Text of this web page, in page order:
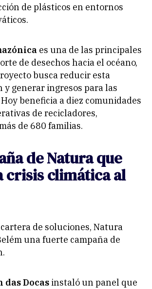
de plásticos en entornos
es una de las principales
de desechos hacia el océano,
busca reducir esta
y generar ingresos para las
beneficia a diez comunidades
de recicladores,
de 680 familias.
de Natura que
crisis climática al
de soluciones, Natura
una fuerte campaña de
das Docasinstaló un panel que